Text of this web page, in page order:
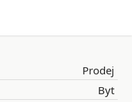
Prodej
Byt